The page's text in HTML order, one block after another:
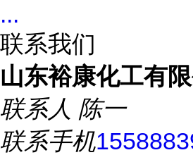
...
联系我们
山东裕康化工有
联系人 陈一
联系手机